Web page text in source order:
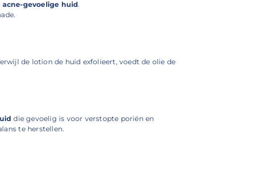
acne-gevoelige huid.
de lotion de huid exfolieert, voedt de olie de
die gevoelig is voor verstopte poriën en
te herstellen.